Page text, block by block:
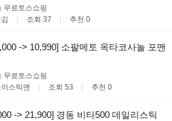
무료토스쇼핑
조회 37 추천 0
-> 10,990] 소팔메토 옥타코사놀 포맨
무료토스쇼핑
이스틱맨 조회 53 추천 0
-> 21,900] 경동 비타500 데일리스틱